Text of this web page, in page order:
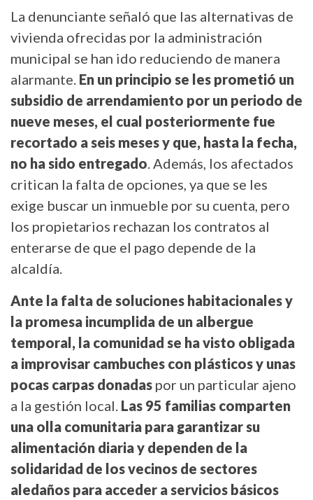
La denunciante señaló que las alternativas de
vivienda ofrecidas por la administración
municipal se han ido reduciendo de manera
alarmante. En un principio se les prometió un
subsidio de arrendamiento por un periodo de
nueve meses, el cual posteriormente fue
recortado a seis meses y que, hasta la fecha,
no ha sido entregado. Además, los afectados
critican la falta de opciones, ya que se les
exige buscar un inmueble por su cuenta, pero
los propietarios rechazan los contratos al
enterarse de que el pago depende de la
alcaldía.
Ante la falta de soluciones habitacionales y
la promesa incumplida de un albergue
temporal, la comunidad se ha visto obligada
a improvisar cambuches con plásticos y unas
pocas carpas donadas por un particular ajeno
a la gestión local. Las 95 familias comparten
una olla comunitaria para garantizar su
alimentación diaria y dependen de la
solidaridad de los vecinos de sectores
aledaños para acceder a servicios básicos